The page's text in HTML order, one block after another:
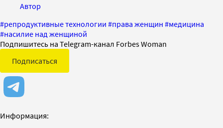
Автор
#репродуктивные технологии #права женщин #медицина
#насилие над женщиной
Подпишитесь на Telegram-канал Forbes Woman
Подписаться
Информация: